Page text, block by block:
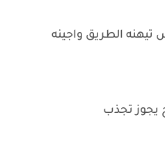
الطريق واجينه
تجذب